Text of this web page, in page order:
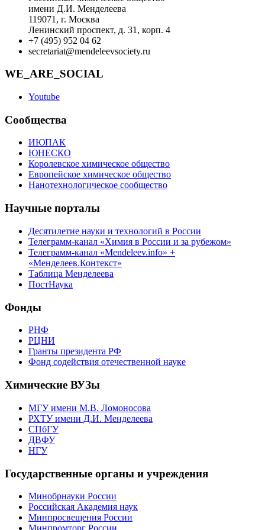
имени Д.И. Менделеева
119071, г. Москва
Ленинский проспект, д. 31, корп. 4
+7 (495) 952 04 62
secretariat@mendeleevsociety.ru
WE_ARE_SOCIAL
Youtube
Сообщества
ИЮПАК
ЮНЕСКО
Королевское химическое общество
Европейское химическое общество
Нанотехнологическое сообщество
Научные порталы
Десятилетие науки и технологий в России
Телеграмм-канал «Химия в России и за рубежом»
Телеграмм-канал «Mendeleev.info» +
«Менделеев.Контекст»
Таблица Менделеева
ПостНаука
Фонды
РНФ
РЦНИ
Гранты президента РФ
Фонд содействия отечественной науке
Химические ВУЗы
МГУ имени М.В. Ломоносова
РХТУ имени Д.И. Менделеева
СПбГУ
ДВФУ
НГУ
Государственные органы и учреждения
Минобрнауки России
Российская Академия наук
Минпросвещения России